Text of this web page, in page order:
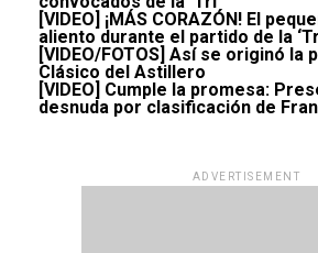
[VIDEO] ¡MÁS CORAZÓN! El
aliento durante el partido de la
[VIDEO/FOTOS] Así se originó la
Clásico del Astillero
[VIDEO] Cumple la promesa:
desnuda por clasificación de
ADVERTISEMENT